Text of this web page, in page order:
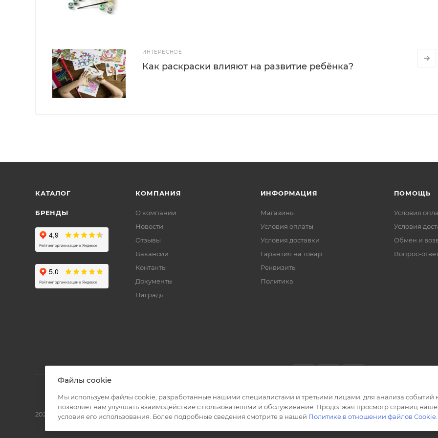
ИНТЕРЕСНОЕ
Как раскраски влияют на развитие ребёнка?
КАТАЛОГ
БРЕНДЫ
КОМПАНИЯ
О компании
Новости
Отзывы
Вакансии
Контакты
Документы
Награды
ИНФОРМАЦИЯ
Магазины
Условия оплаты
Условия доставки
Гарантия на товар
Реквизиты
Политика
ПОМОЩЬ
Условия
Условия
Обмен и
Вопрос-
2026 © Полиграф кит - интернет-магазин
Файлы cookie
Мы используем файлы cookie, разработанные нашими специалистами и третьими лицами, для анализа событий
позволяет нам улучшать взаимодействие с пользователями и обслуживание. Продолжая просмотр страниц
условия его использования. Более подробные сведения смотрите в нашей Политике в отношении файлов Cookie